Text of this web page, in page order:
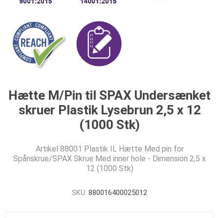
Hætte M/Pin til SPAX Undersænket
skruer Plastik Lysebrun 2,5 x 12
(1000 Stk)
Artikel 88001 Plastik IL Hætte Med pin for
Spånskrue/SPAX Skrue Med inner hole - Dimension 2,5 x
12 (1000 Stk)
SKU: 880016400025012